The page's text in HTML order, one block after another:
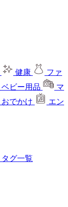
健康
ファ
ベビー用品
マ
おでかけ
エン
タグ一覧